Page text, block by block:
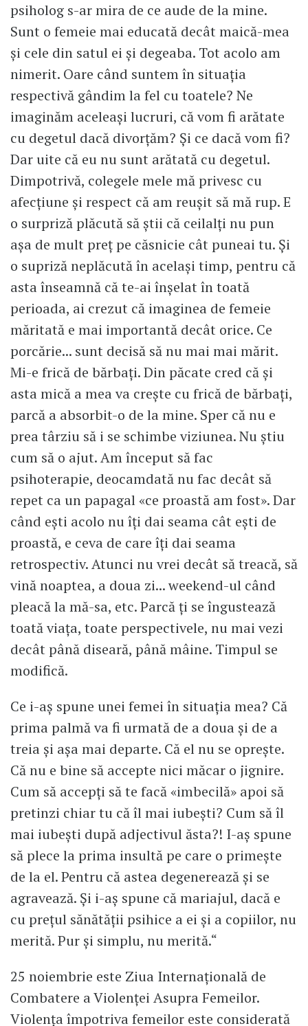
psiholog s-ar mira de ce aude de la mine.
Sunt o femeie mai educată decât maică-mea
și cele din satul ei și degeaba. Tot acolo am
nimerit. Oare când suntem în situația
respectivă gândim la fel cu toatele? Ne
imaginăm aceleași lucruri, că vom fi arătate
cu degetul dacă divorțăm? Și ce dacă vom fi?
Dar uite că eu nu sunt arătată cu degetul.
Dimpotrivă, colegele mele mă privesc cu
afecțiune și respect că am reușit să mă rup. E
o surpriză plăcută să știi că ceilalți nu pun
așa de mult preț pe căsnicie cât puneai tu. Și
o supriză neplăcută în același timp, pentru că
asta înseamnă că te-ai înșelat în toată
perioada, ai crezut că imaginea de femeie
măritată e mai importantă decât orice. Ce
porcărie... sunt decisă să nu mai mai mărit.
Mi-e frică de bărbați. Din păcate cred că și
asta mică a mea va crește cu frică de bărbați,
parcă a absorbit-o de la mine. Sper că nu e
prea târziu să i se schimbe viziunea. Nu știu
cum să o ajut. Am început să fac
psihoterapie, deocamdată nu fac decât să
repet ca un papagal «ce proastă am fost». Dar
când ești acolo nu îți dai seama cât ești de
proastă, e ceva de care îți dai seama
retrospectiv. Atunci nu vrei decât să treacă, să
vină noaptea, a doua zi... weekend-ul când
pleacă la mă-sa, etc. Parcă ți se îngustează
toată viața, toate perspectivele, nu mai vezi
decât până diseară, până mâine. Timpul se
modifică.
Ce i-aș spune unei femei în situația mea? Că
prima palmă va fi urmată de a doua și de a
treia și așa mai departe. Că el nu se oprește.
Că nu e bine să accepte nici măcar o jignire.
Cum să accepți să te facă «imbecilă» apoi să
pretinzi chiar tu că îl mai iubești? Cum să îl
mai iubești după adjectivul ăsta?! I-aș spune
să plece la prima insultă pe care o primește
de la el. Pentru că astea degenerează și se
agravează. Și i-aș spune că mariajul, dacă e
cu prețul sănătății psihice a ei și a copiilor, nu
merită. Pur și simplu, nu merită.“
25 noiembrie este Ziua Internațională de
Combatere a Violenței Asupra Femeilor.
Violența împotriva femeilor este considerată